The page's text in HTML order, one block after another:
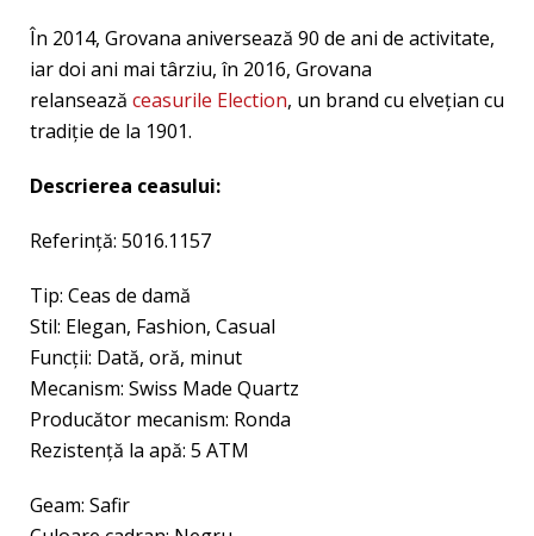
În 2014, Grovana aniversează 90 de ani de activitate,
iar doi ani mai târziu, în 2016, Grovana
relansează ceasurile Election, un brand cu elveţian cu
tradiţie de la 1901.
Descrierea ceasului:
Referință: 5016.1157
Tip: Ceas de damă
Stil: Elegan, Fashion, Casual
Funcţii: Dată, oră, minut
Mecanism: Swiss Made Quartz
Producător mecanism: Ronda
Rezistenţă la apă: 5 ATM
Geam: Safir